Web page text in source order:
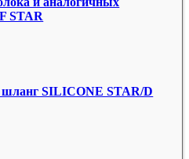
STAR
SILICONE STAR/D